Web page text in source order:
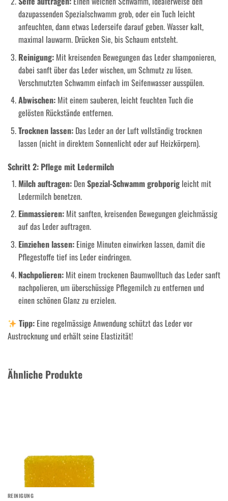
dazupassenden Spezialschwamm grob, oder ein Tuch leicht
anfeuchten, dann etwas Lederseife darauf geben. Wasser kalt,
maximal lauwarm. Drücken Sie, bis Schaum entsteht.
Reinigung:Mit kreisenden Bewegungen das Leder shamponieren,
dabei sanft über das Leder wischen, um Schmutz zu lösen.
Verschmutzten Schwamm einfach im Seifenwasser ausspülen.
Abwischen:Mit einem sauberen, leicht feuchten Tuch die
gelösten Rückstände entfernen.
Trocknen lassen:Das Leder an der Luft vollständig trocknen
lassen (nicht in direktem Sonnenlicht oder auf Heizkörpern).
Schritt 2: Pflege mit Ledermilch
Milch auftragen:DenSpezial-Schwamm grobporigleicht mit
Ledermilch benetzen.
Einmassieren:Mit sanften, kreisenden Bewegungen gleichmässig
auf das Leder auftragen.
Einziehen lassen:Einige Minuten einwirken lassen, damit die
Pflegestoffe tief ins Leder eindringen.
Nachpolieren:Mit einem trockenen Baumwolltuch das Leder sanft
nachpolieren, um überschüssige Pflegemilch zu entfernen und
einen schönen Glanz zu erzielen.
Tipp: Eine regelmässige Anwendung schützt das Leder vor
Austrocknung und erhält seine Elastizität!
Ähnliche Produkte
REINIGUNG